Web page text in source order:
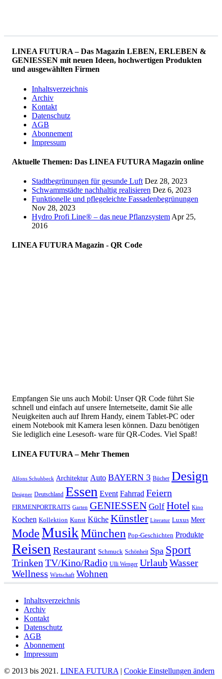
LINEA FUTURA – Das Magazin LEBEN, ERLEBEN &
GENIESSEN mit neuen Ideen, hochwertigen Produkten
und ausgewählten Firmen
Inhaltsverzeichnis
Archiv
Kontakt
Datenschutz
AGB
Abonnement
Impressum
Aktuelle Themen: Das LINEA FUTURA Magazin online
Stadtbegrünungen für gesunde Luft Dez 28, 2023
Schwammstädte nachhaltig realisieren Dez 6, 2023
Funktionelle und pflegeleichte Fassadenbegrünungen
Nov 28, 2023
Hydro Profi Line® – das neue Pflanzsystem Apr 25,
2016
LINEA FUTURA Magazin - QR Code
Empfangen Sie uns auch Mobil: Unser QR Code führt Sie
schnell und einfach auf unsere Internetseite, damit Sie alle
Neuigkeiten auch auf Ihrem Handy, einem Tablet-PC oder
einem Notebook mit Kamera lesen können. Dazu benötigen
Sie lediglich eine Lesesoft- ware für QR-Codes. Viel Spaß!
LINEA FUTURA – Mehr Themen
Alfons Schuhbeck Architektur Auto BAYERN 3 Bücher Design
Designer Deutschland Essen Event Fahrrad Feiern
FIRMENPORTRAITS Garten GENIESSEN Golf Hotel Kino
Kochen Kollektion Kunst Küche Künstler Literatur Luxus Meer
ModeMusikMünchen Pop-Geschichten Produkte
Reisen Restaurant Schmuck Schönheit Spa Sport
Trinken TV/Kino/Radio Ulli Wenger UrlaubWasser
Wellness Wirtschaft Wohnen
Inhaltsverzeichnis
Archiv
Kontakt
Datenschutz
AGB
Abonnement
Impressum
© 2013 bis 2021. LINEA FUTURA | Cookie Einstellungen ändern